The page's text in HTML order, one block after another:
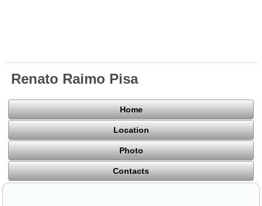
Renato Raimo Pisa
Home
Location
Photo
Contacts